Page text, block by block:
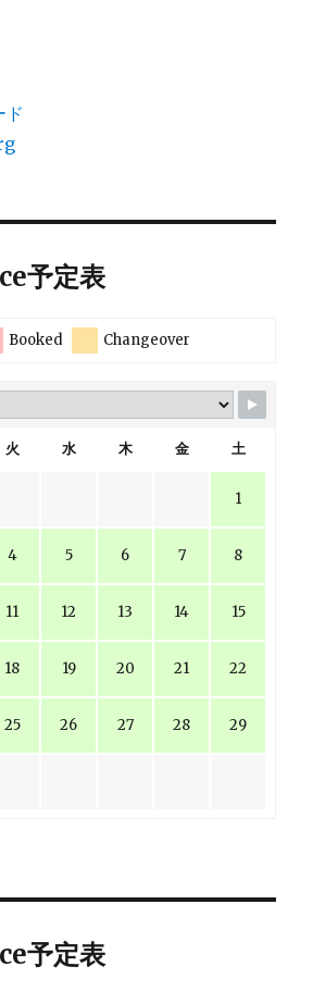
ド
予定表
Booked Changeover
火 水 木 金 土
1
4 5 6 7 8
11 12 13 14 15
18 19 20 21 22
25 26 27 28 29
予定表